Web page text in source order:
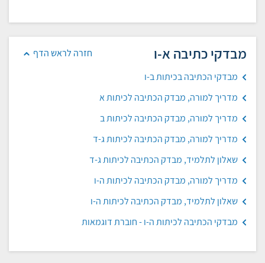
חזרה לראש הדף מבדקי כתיבה א-ו
מבדקי הכתיבה בכיתות ב-ו
מדריך למורה, מבדק הכתיבה לכיתות א
מדריך למורה, מבדק הכתיבה לכיתות ב
מדריך למורה, מבדק הכתיבה לכיתות ג-ד
שאלון לתלמיד, מבדק הכתיבה לכיתות ג-ד
מדריך למורה, מבדק הכתיבה לכיתות ה-ו
שאלון לתלמיד, מבדק הכתיבה לכיתות ה-ו
מבדקי הכתיבה לכיתות ה-ו - חוברת דוגמאות